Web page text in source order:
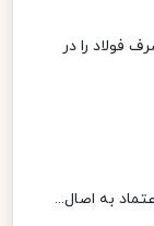
را در
به اصال...